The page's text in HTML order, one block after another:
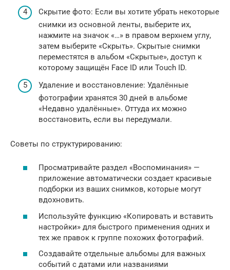
Скрытие фото: Если вы хотите убрать некоторые
снимки из основной ленты, выберите их,
нажмите на значок «…» в правом верхнем углу,
затем выберите «Скрыть». Скрытые снимки
переместятся в альбом «Скрытые», доступ к
которому защищён Face ID или Touch ID.
Удаление и восстановление: Удалённые
фотографии хранятся 30 дней в альбоме
«Недавно удалённые». Оттуда их можно
восстановить, если вы передумали.
Советы по структурированию:
Просматривайте раздел «Воспоминания» —
приложение автоматически создает красивые
подборки из ваших снимков, которые могут
вдохновить.
Используйте функцию «Копировать и вставить
настройки» для быстрого применения одних и
тех же правок к группе похожих фотографий.
Создавайте отдельные альбомы для важных
событий с датами или названиями